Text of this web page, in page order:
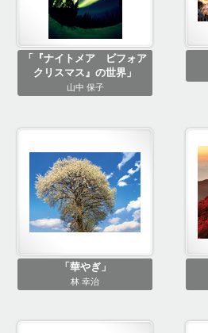
「『ナイトメア ビフォア
クリスマス』の世界」
山中 保子
「華やぎ」
林 幸治